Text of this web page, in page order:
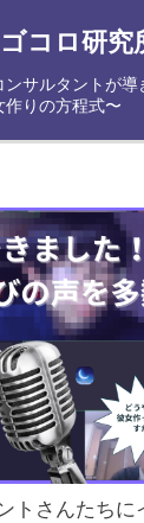
コロ研究
ンサルタントが導
作りの方程式〜
トさんたちに